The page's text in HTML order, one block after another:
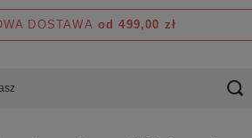
DOSTAWA od 499,00 zł